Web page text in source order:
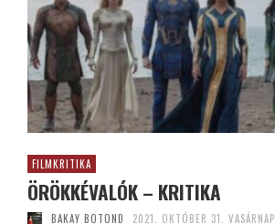
FILMKRITIKA
ÖRÖKKÉVALÓK – KRITIKA
BAKAY BOTOND 2021. OKTÓBER 31. VASÁRNAP